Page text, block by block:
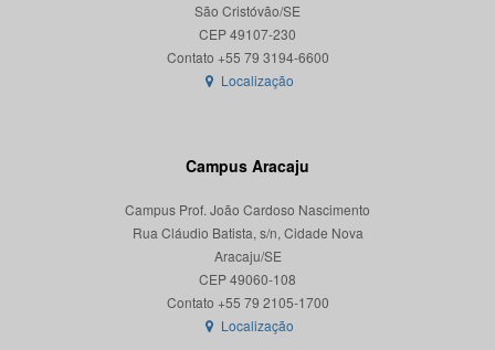
São Cristóvão/SE
CEP 49107-230
Localização
Campus Aracaju
Campus Prof. João Cardoso Nascimento
Rua Cláudio Batista, s/n, Cidade Nova
Aracaju/SE
CEP 49060-108
Localização